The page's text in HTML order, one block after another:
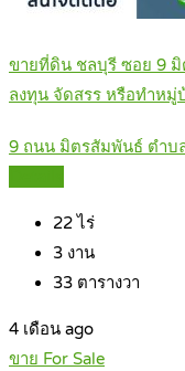
ขายที่ดิน ชลบุรี ซอย 9 มิ
ลงทุน จัดสรร หรือทำหมู่
9 ถนน มิตรสัมพันธ์ ตำบ
22ไร่
3 งาน
33 ตารางวา
4 เดือน ago
ขาย For Sale